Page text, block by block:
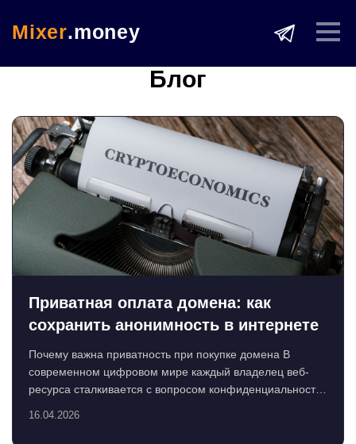
Mixer.money
Блог
Приватная оплата домена: как
сохранить анонимность в интернете
Почему важна приватность при покупке домена В
современном цифровом мире каждый владелец веб-
ресурса сталкивается с вопросом конфиденциальности.
16.04.2026